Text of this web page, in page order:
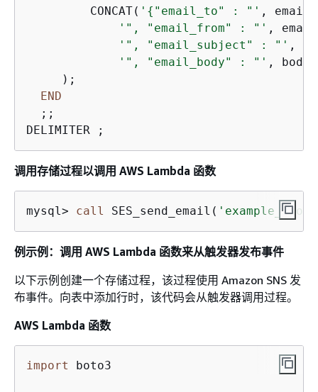
         CONCAT(
' { "email_to" : "' ,
'", "email_from" : "' ,
'", "email_subject" : "' ,
'", "email_body" : "' ,
     );
END
  ;;
调用存储过程以调用 AWS Lambda 函数
mysql> call SES_send_email(
例示例：调用 AWS Lambda 函数来从触发器发布事件
以下示例创建一个存储过程，该过程使用 Amazon SNS 发
布事件。向表中添加行时，该代码会从触发器调用过程。
AWS Lambda 函数
import boto3